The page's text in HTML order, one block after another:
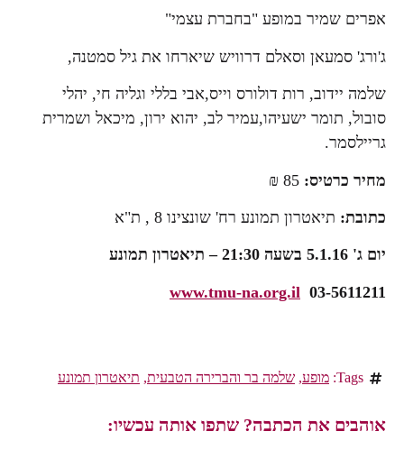
אפרים שמיר במופע "בחברת עצמי"
ג'ורג' סמעאן וסאלם דרוויש שיארחו את גיל סמטנה,
שלמה יידוב, רות דולורס וייס,אבי בללי וגליה חי, יהלי
סובול, תומר ישעיהו,עמיר לב, יהוא ירון, מיכאל ושמרית
גריילסמר.
מחיר כרטיס:
כתובת: תיאטרון תמונע רח' שונצינו 8 , ת"א
יום ג' 5.1.16 בשעה 21:30 – תיאטרון תמונע
www.tmu-na.org.il 03-5611211
Tags: מופע, שלמה בר והברירה הטבעית, תיאטרון תמונע
אוהבים את הכתבה? שתפו אותה עכשיו: